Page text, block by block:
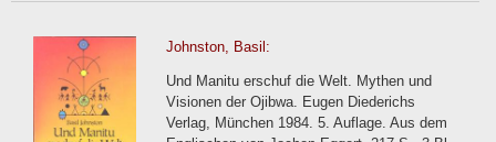
Johnston, Basil:
Und Manitu erschuf die Welt. Mythen und
Visionen der Ojibwa. Eugen Diederichs
Verlag, München 1984. 5. Auflage. Aus dem